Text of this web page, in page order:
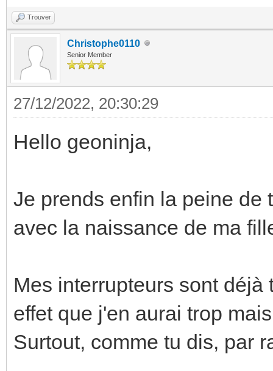
Trouver
Christophe0110
Senior Member
27/12/2022, 20:30:29
Hello geoninja,
Je prends enfin la peine de
avec la naissance de ma
Mes interrupteurs sont
effet que j'en aurai trop
Surtout, comme tu dis, par